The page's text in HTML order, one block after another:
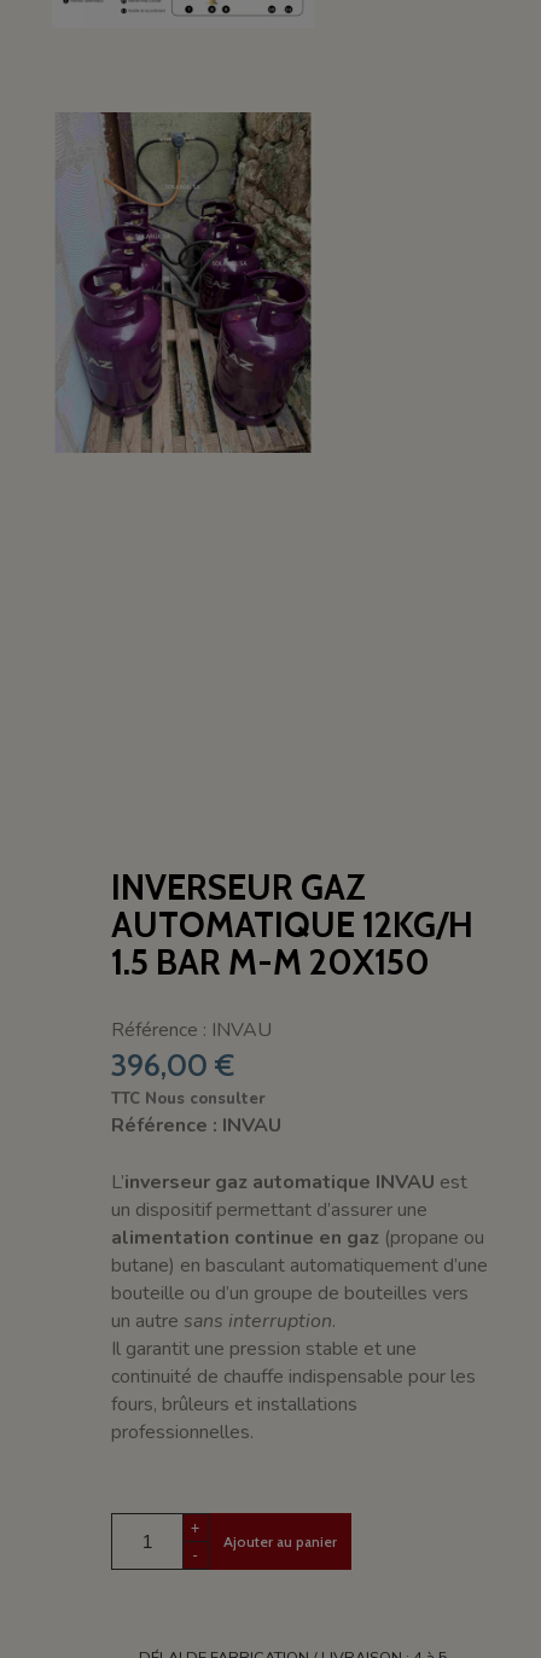
INVERSEUR GAZ
AUTOMATIQUE 12KG/H
1.5 BAR M-M 20X150
Référence : INVAU
396,00 €
TTC Nous consulter
Référence : INVAU
L’inverseur gaz automatique INVAU est
un dispositif permettant d’assurer une
alimentation continue en gaz (propane ou
butane) en basculant automatiquement d’une
bouteille ou d’un groupe de bouteilles vers
un autre sans interruption.
Il garantit une pression stable et une
continuité de chauffe indispensable pour les
fours, brûleurs et installations
professionnelles.
+
-
Ajouter au panier